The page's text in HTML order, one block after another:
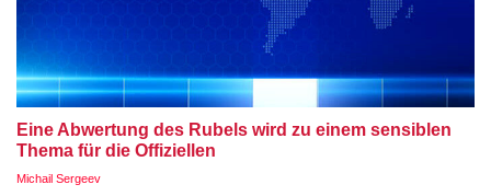
Eine Abwertung des Rubels wird zu einem sensiblen
Thema für die Offiziellen
Michail Sergeev